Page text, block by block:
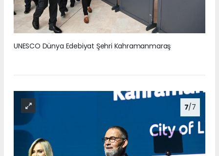
UNESCO Dünya Edebiyat Şehri Kahramanmaraş
7/7